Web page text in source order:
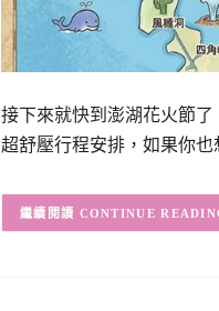
接下來就快到澎湖花火節
超舒壓行程安排，如果你
CONTINUE